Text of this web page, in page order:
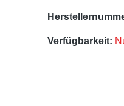
Verfügbarkeit: